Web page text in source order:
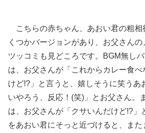
こちらの赤ちゃん、あおい君の粗相
くつかバージョンがあり、お父さん
ツッコミも見どころです。BGM無し
は、お父さんが「これからカレー食
けど!?」と言うと、嬉しそうに笑うあ
いやろう、反応！(笑)」とお父さん。
は、お父さんが「クサいんだけど!?」
をあおい君にそっと近づけると、ま